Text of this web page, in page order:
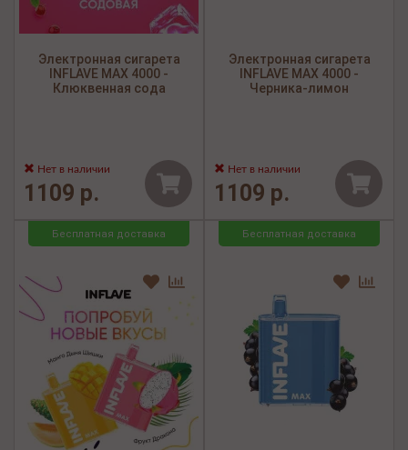
Электронная сигарета
INFLAVE MAX 4000 -
Клюквенная сода
Нет в наличии
1109 р.
Электронная сигарета
INFLAVE MAX 4000 -
Черника-лимон
Нет в наличии
1109 р.
Бесплатная доставка Бесплатная доставка